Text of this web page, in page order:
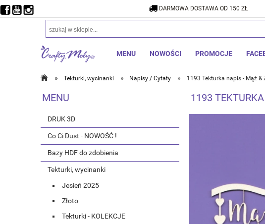
DARMOWA DOSTAWA
MENU NOWOŚCI PROMOCJE
» Tekturki, wycinanki » Napisy / Cytaty » 1193 Tekturka napis - Mąż &
DARMOWA DOSTAWA OD 150 ZŁ
MENU
DRUK 3D
Co Ci Dust - NOWOŚĆ !
Bazy HDF do zdobienia
Tekturki, wycinanki
Jesień 2025
Złoto
Tekturki - KOLEKCJE
1193